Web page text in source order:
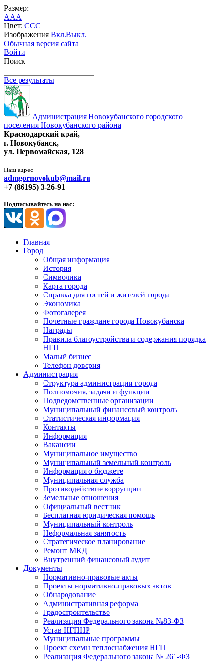
Размер:
AAA
Цвет: CCC
Изображения Вкл.Выкл.
Обычная версия сайта
Войти
Поиск
Все результаты
Администрация Новокубанского городского
поселения Новокубанского района
Краснодарский край,
г. Новокубанск,
ул. Первомайская, 128
Наш адрес
admgornovokub@mail.ru
+7 (86195) 3-26-91
Подписывайтесь на нас:
Главная
Город
Общая информация
История
Символика
Карта города
Справка для гостей и жителей города
Экономика
Фотогалерея
Почетные граждане города Новокубанска
Награды
Правила благоустройства и содержания порядка
НГП
Малый бизнес
Телефон доверия
Администрация
Структура администрации города
Полномочия, задачи и функции
Подведомственные организации
Муниципальный финансовый контроль
Статистическая информация
Контакты
Информация
Вакансии
Муниципальное имущество
Муниципальный земельный контроль
Информация о бюджете
Муниципальная служба
Противодействие коррупции
Земельные отношения
Официальный вестник
Бесплатная юридическая помощь
Муниципальный контроль
Неформальная занятость
Стратегическое планирование
Ремонт МКД
Внутренний финансовый аудит
Документы
Нормативно-правовые акты
Проекты нормативно-правовых актов
Обнародование
Административная реформа
Градостроительство
Реализация Федерального закона №83-ФЗ
Устав НГПНР
Муниципальные программы
Проект схемы теплоснабжения НГП
Реализация Федерального закона № 261-ФЗ